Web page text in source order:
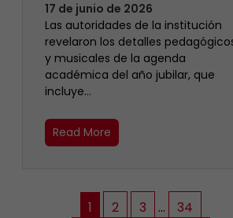
17 de junio de 2026
Las autoridades de la institución
revelaron los detalles
y musicales de la agenda
académica del año jubilar, que
incluye…
Read More
1 2 3 …
34